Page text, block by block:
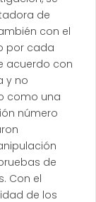
de
con el
por cada
acuerdo con
y no
como una
número
de
Con el
de los